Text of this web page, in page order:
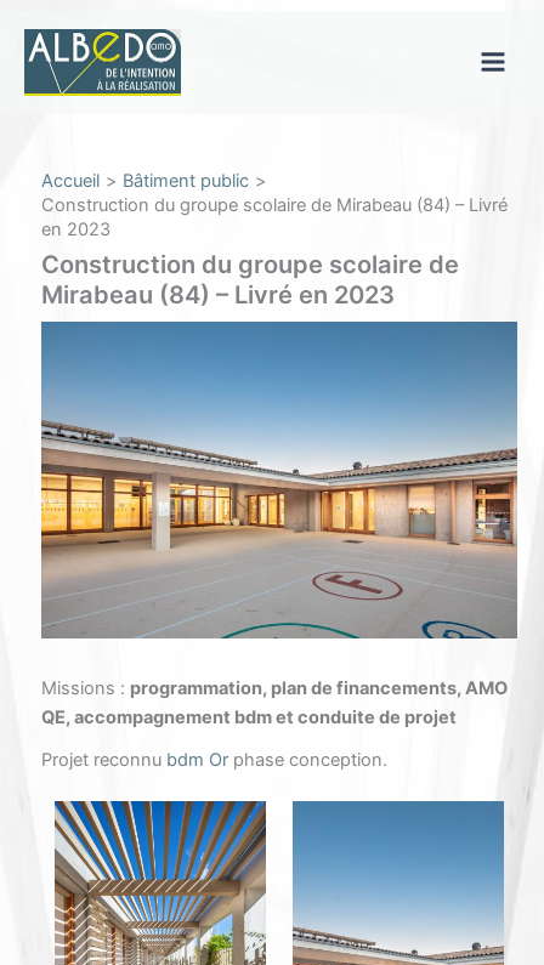
contenu
Accueil
Bâtiment public
Construction du groupe scolaire de Mirabeau (84) – Livré
en 2023
Construction du groupe scolaire de
Mirabeau (84) – Livré en 2023
Missions : programmation, plan de financements, AMO
QE, accompagnement bdm et conduite de projet
Projet reconnu bdm Or phase conception.